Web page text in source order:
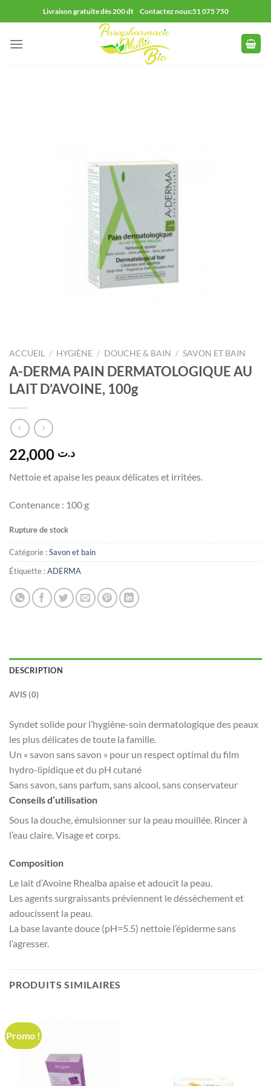
au
contenu
Livraison gratuite dès 200 dt Contactez nous:51 075 750
ACCUEIL / HYGIÈNE / DOUCHE & BAIN / SAVON ET BAIN
A-DERMA PAIN DERMATOLOGIQUE AU
LAIT D’AVOINE, 100g
د.ت
Nettoie et apaise les peaux délicates et irritées.
Contenance : 100 g
Rupture de stock
Catégorie :Savon et bain
Étiquette :ADERMA
DESCRIPTION
AVIS (0)
Syndet solide pour l’hygiène-soin dermatologique des peaux
les plus délicates de toute la famille.
Un « savon sans savon » pour un respect optimal du film
hydro-lipidique et du pH cutané
Sans savon, sans parfum, sans alcool, sans conservateur
Conseils d’utilisation
Sous la douche, émulsionner sur la peau mouillée. Rincer à
l’eau claire. Visage et corps.
Composition
Le lait d’Avoine Rhealba apaise et adoucit la peau.
Les agents surgraissants préviennent le déssèchement et
adoucissent la peau.
La base lavante douce (pH=5.5) nettoie l’épiderme sans
l’agresser.
PRODUITS SIMILAIRES
Promo !